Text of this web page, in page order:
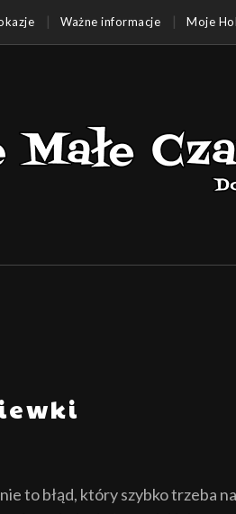
Ważne informacje Moje
to błąd, który szybko trzeba